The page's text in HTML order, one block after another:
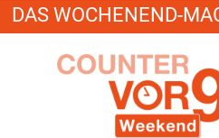
DAS WOCHENEND-